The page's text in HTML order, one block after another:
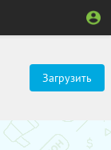
Загрузить